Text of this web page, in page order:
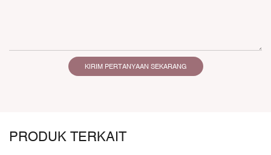
KIRIM PERTANYAAN SEKARANG
PRODUK TERKAIT